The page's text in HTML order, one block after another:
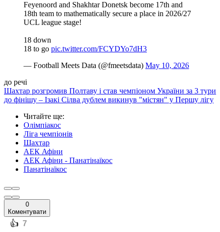
Feyenoord and Shakhtar Donetsk become 17th and
18th team to mathematically secure a place in 2026/27
UCL league stage!
18 down
18 to go pic.twitter.com/FCYDYo7dH3
— Football Meets Data (@fmeetsdata) May 10, 2026
до речі
Шахтар розгромив Полтаву і став чемпіоном України за 3 тури
до фінішу – Ізакі Сілва дублем викинув "містян" у Першу лігу
Читайте ще:
Олімпіакос
Ліга чемпіонів
Шахтар
АЕК Афіни
АЕК Афіни - Панатінаїкос
Панатінаїкос
0
Коментувати
️👍 7